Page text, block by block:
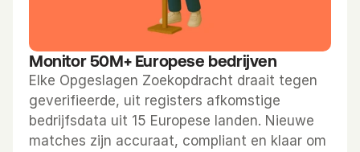
Monitor 50M+ Europese bedrijven
Elke Opgeslagen Zoekopdracht draait tegen
geverifieerde, uit registers afkomstige
bedrijfsdata uit 15 Europese landen. Nieuwe
matches zijn accuraat, compliant en klaar om